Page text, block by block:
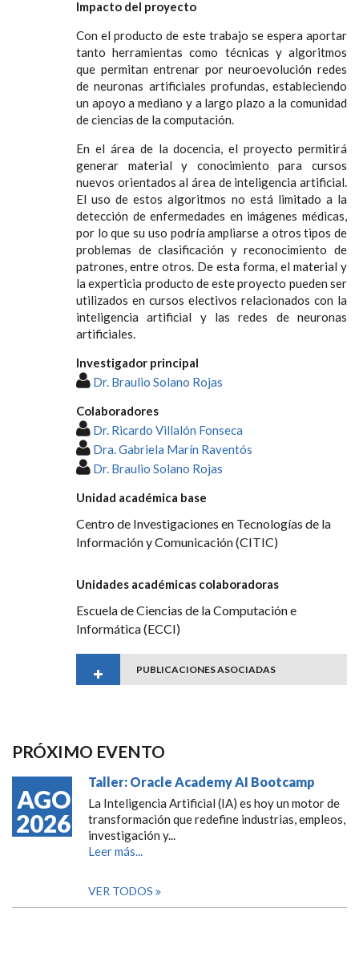
Impacto del proyecto
Con el producto de este trabajo se espera aportar
tanto herramientas como técnicas y algoritmos
que permitan entrenar por neuroevolución redes
de neuronas artificiales profundas, estableciendo
un apoyo a mediano y a largo plazo a la comunidad
de ciencias de la computación.
En el área de la docencia, el proyecto permitirá
generar material y conocimiento para cursos
nuevos orientados al área de inteligencia artificial.
El uso de estos algoritmos no está limitado a la
detección de enfermedades en imágenes médicas,
por lo que su uso podría ampliarse a otros tipos de
problemas de clasificación y reconocimiento de
patrones, entre otros. De esta forma, el material y
la experticia producto de este proyecto pueden ser
utilizados en cursos electivos relacionados con la
inteligencia artificial y las redes de neuronas
artificiales.
Investigador principal
Dr. Braulio Solano Rojas
Colaboradores
Dr. Ricardo Villalón Fonseca
Dra. Gabriela Marín Raventós
Dr. Braulio Solano Rojas
Unidad académica base
Centro de Investigaciones en Tecnologías de la
Información y Comunicación (CITIC)
Unidades académicas colaboradoras
Escuela de Ciencias de la Computación e
Informática (ECCI)
PUBLICACIONES ASOCIADAS
PRÓXIMO EVENTO
AGO
2026
Taller: Oracle Academy AI Bootcamp
La Inteligencia Artificial (IA) es hoy un motor de
transformación que redefine industrias, empleos,
investigación y...
Leer más...
VER TODOS